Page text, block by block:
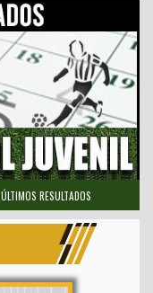
ÚLTIMOS RESULTADOS